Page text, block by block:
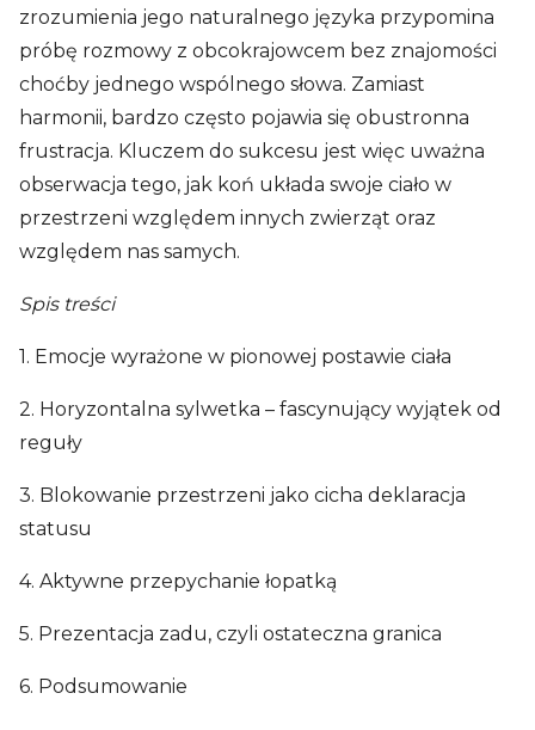
zrozumienia jego naturalnego języka przypomina
próbę rozmowy z obcokrajowcem bez znajomości
choćby jednego wspólnego słowa. Zamiast
harmonii, bardzo często pojawia się obustronna
frustracja. Kluczem do sukcesu jest więc uważna
obserwacja tego, jak koń układa swoje ciało w
przestrzeni względem innych zwierząt oraz
względem nas samych.
Spis treści
1. Emocje wyrażone w pionowej postawie ciała
2. Horyzontalna sylwetka – fascynujący wyjątek od
reguły
3. Blokowanie przestrzeni jako cicha deklaracja
statusu
4. Aktywne przepychanie łopatką
5. Prezentacja zadu, czyli ostateczna granica
6. Podsumowanie